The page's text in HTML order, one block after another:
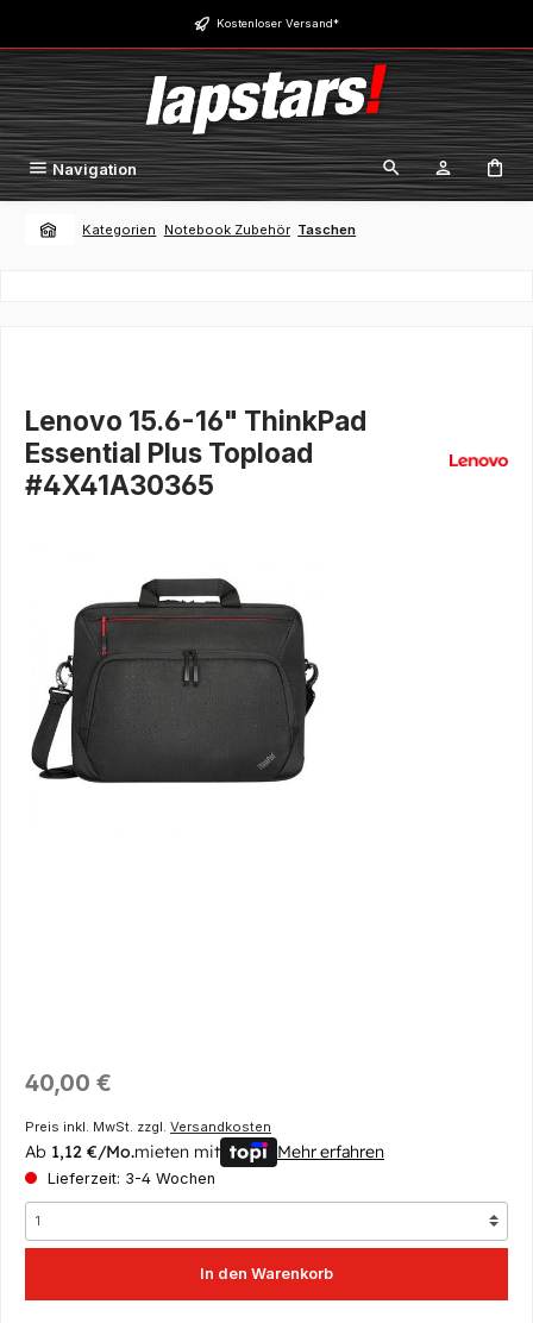
Zum Hauptinhalt springen Kostenloser Versand*
Navigation
Kategorien Notebook Zubehör Taschen
Lenovo 15.6-16" ThinkPad
Essential Plus Topload
#4X41A30365
Regulärer Preis:
40,00 €
Preis inkl. MwSt. zzgl. Versandkosten
Ab 1,12 €/Mo.mieten mit Mehr erfahren
Lieferzeit: 3-4 Wochen
In den Warenkorb